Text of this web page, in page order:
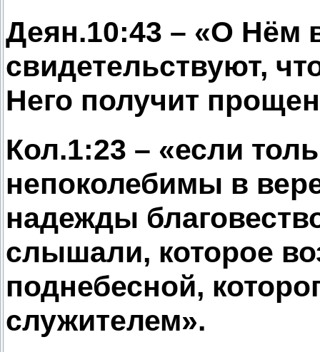
Деян.10:43 – «О Нём
свидетельствуют,
Него получит
Кол.1:23 – «если
непоколебимы в
надежды
слышали, которое
поднебесной,
служителем».